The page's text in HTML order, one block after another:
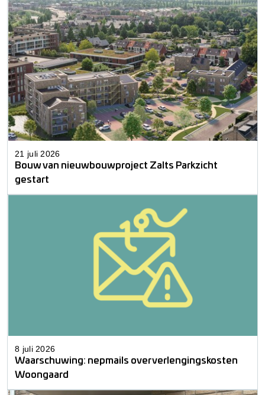
Bouw van nieuwbouwproject Zalts Parkzicht
gestart
21 juli 2026
Waarschuwing: nepmails over verlengingskosten
Woongaard
8 juli 2026